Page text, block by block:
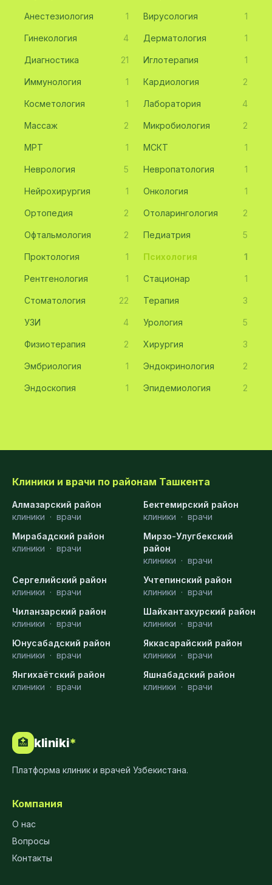
Анестезиология 1 Вирусология 1
Гинекология 4 Дерматология 1
Диагностика 21 Иглотерапия 1
Иммунология 1 Кардиология 2
Косметология 1 Лаборатория 4
Массаж 2 Микробиология 2
МРТ 1 МСКТ 1
Неврология 5 Невропатология 1
Нейрохирургия 1 Онкология 1
Ортопедия 2 Отоларингология 2
Офтальмология 2 Педиатрия 5
Проктология 1 Психология 1
Рентгенология 1 Стационар 1
Стоматология 22 Терапия 3
УЗИ 4 Урология 5
Физиотерапия 2 Хирургия 3
Эмбриология 1 Эндокринология 2
Эндоскопия 1 Эпидемиология 2
Клиники и врачи по районам Ташкента
Алмазарский район
клиники · врачи
Бектемирский район
клиники · врачи
Мирабадский район
клиники · врачи
Мирзо-Улугбекский
район
клиники · врачи
Сергелийский район
клиники · врачи
Учтепинский район
клиники · врачи
Чиланзарский район
клиники · врачи
Шайхантахурский район
клиники · врачи
Юнусабадский район
клиники · врачи
Яккасарайский район
клиники · врачи
Янгихаётский район
клиники · врачи
Яшнабадский район
клиники · врачи
🏥 kliniki*
Платформа клиник и врачей Узбекистана.
Компания
О нас
Вопросы
Контакты